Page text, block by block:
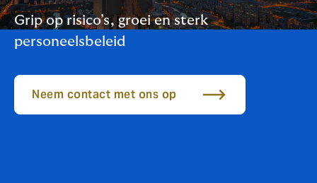
Grip op risico’s, groei en sterk
personeelsbeleid
Neem contact met ons op